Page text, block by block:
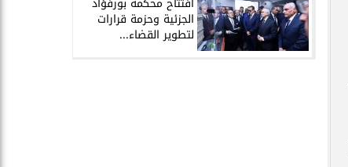
الجزئية وحزمة قرارات
لتطوير القضاء...